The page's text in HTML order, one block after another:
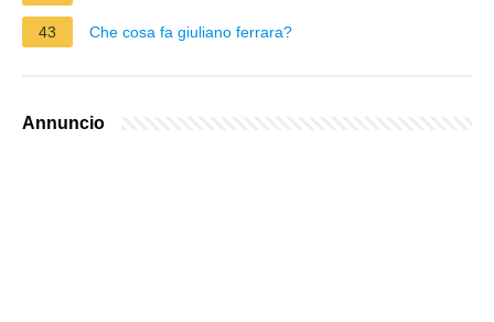
43 Che cosa fa giuliano ferrara?
Annuncio